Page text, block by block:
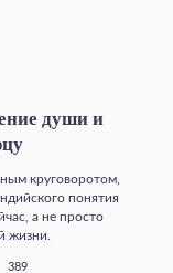
души и
круговоротом,
понятия
а не просто
жизни.
389